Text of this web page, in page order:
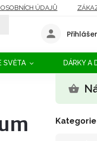
ÚDAJŮ
SVĚTA DÁRKY A
Kategorie